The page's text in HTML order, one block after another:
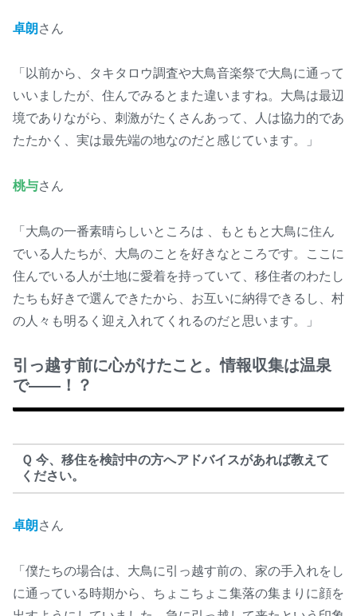
卓朗 さん
「以前から、タキタロウ調査や大鳥音楽祭で大鳥に通って
いいましたが、住んでみるとまた違いますね。大鳥は最辺
境でありながら、刺激がたくさんあって、人は協力的であ
たたかく、実は最先端の地なのだと感じています。」
桃与さん
「大鳥の一番素晴らしいところは 、もともと大鳥に住ん
でいる人たちが、大鳥のことを好きなところです。ここに
住んでいる人が土地に愛着を持っていて、移住者のわたし
たちも好きで選んできたから、お互いに納得できるし、村
の人々も明るく迎え入れてくれるのだと思います。」
引っ越す前に心がけたこと。情報収集は温泉
で——！？
Ｑ 今、移住を検討中の方へアドバイスがあれば教えて
ください。
卓朗 さん
「僕たちの場合は、大鳥に引っ越す前の、家の手入れをし
に通っている時期から、ちょこちょこ集落の集まりに顔を